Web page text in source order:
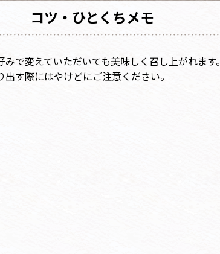
コツ・ひとくちメモ
で変えていただいても美味しく召し上がれます。
出す際にはやけどにご注意ください。